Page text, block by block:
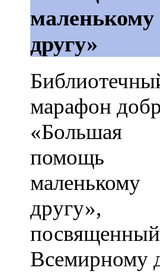
маленькому
другу»
марафон
«Большая
помощь
маленькому
другу»,
посвященный
Всемирному